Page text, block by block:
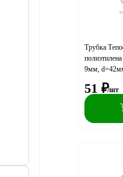
Трубка
9мм,
51 ₽/шт